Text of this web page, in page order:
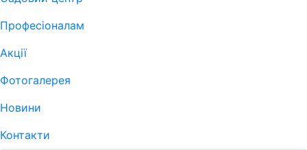
Професіоналам
Акції
Фотогалерея
Новини
Контакти